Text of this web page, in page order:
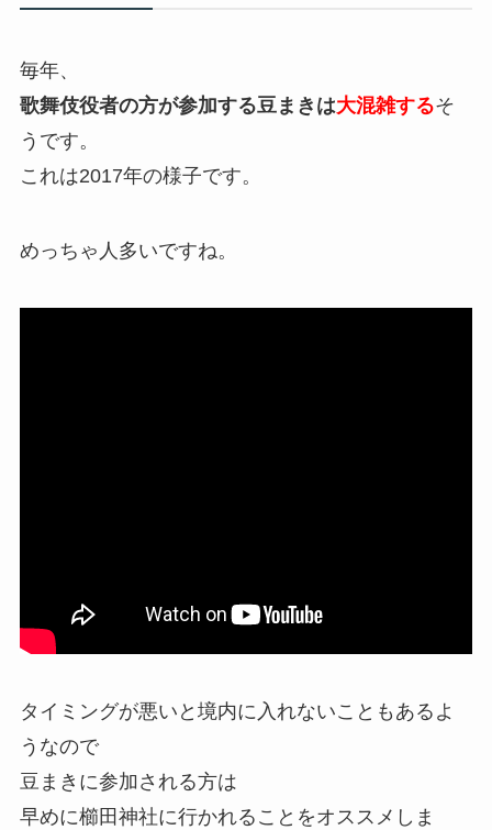
毎年、
歌舞伎役者の方が参加する豆まきは大混雑するそ
うです。
これは2017年の様子です。
めっちゃ人多いですね。
タイミングが悪いと境内に入れないこともあるよ
うなので
豆まきに参加される方は
早めに櫛田神社に行かれることをオススメしま